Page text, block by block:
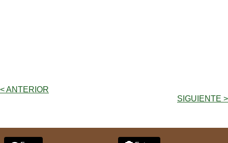
< ANTERIOR
SIGUIENTE >